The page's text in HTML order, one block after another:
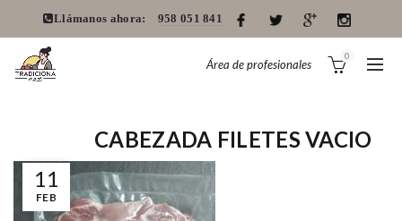
Llámanos ahora: 958 051 841
Área de profesionales
0
11
FEB
CABEZADA FILETES VACIO